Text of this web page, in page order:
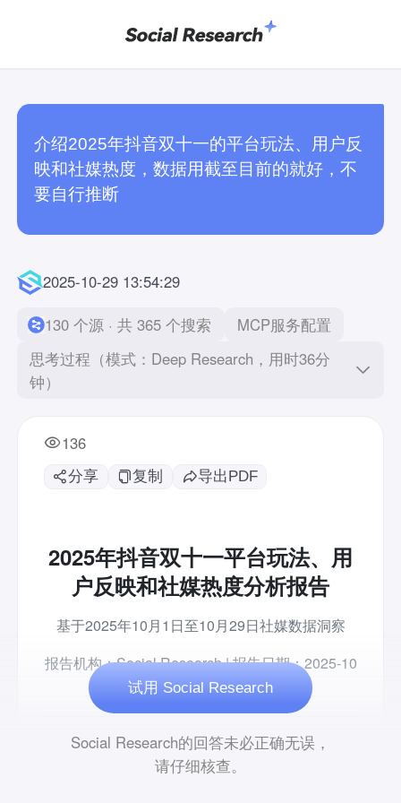
介绍2025年抖音双十一的平台玩法、用户反
映和社媒热度，数据用截至目前的就好，不
要自行推断
2025-10-29 13:54:29
130 个源 · 共 365 个搜索
MCP服务配置
思考过程（模式：Deep Research，用时36分
钟）
136
分享 复制 导出PDF
试用 Social Research
Social Research的回答未必正确无误，
请仔细核查。